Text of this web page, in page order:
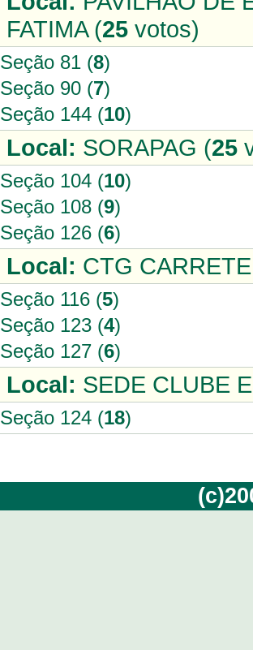
FATIMA (25 votos)
Seção 81 (8)
Seção 90 (7)
Seção 144 (10)
Local: SORAPAG (25
Seção 104 (10)
Seção 108 (9)
Seção 126 (6)
Local: CTG
Seção 116 (5)
Seção 123 (4)
Seção 127 (6)
Local: SEDE CLUBE
Seção 124 (18)